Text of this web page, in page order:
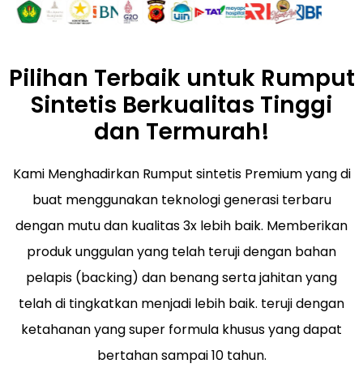
Pilihan Terbaik untuk Rumput
Sintetis Berkualitas Tinggi
dan Termurah!
Kami Menghadirkan Rumput sintetis Premium yang di
buat menggunakan teknologi generasi terbaru
dengan mutu dan kualitas 3x lebih baik. Memberikan
produk unggulan yang telah teruji dengan bahan
pelapis (backing) dan benang serta jahitan yang
telah di tingkatkan menjadi lebih baik. teruji dengan
ketahanan yang super formula khusus yang dapat
bertahan sampai 10 tahun.